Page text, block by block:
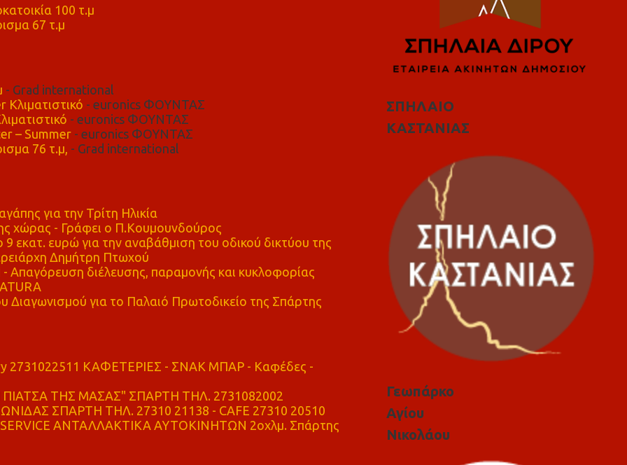
100 τ.μ
67 τ.μ
- Grad international
- euronics ΦΟΥΝΤΑΣ
- euronics ΦΟΥΝΤΑΣ
– Summer- euronics ΦΟΥΝΤΑΣ
76 τ.μ, - Grad international
για την Τρίτη Ηλικία
χώρας - Γράφει ο Π.Κουμουνδούρος
9 εκατ. ευρώ για την αναβάθμιση του οδικού δικτύου της
Δημήτρη Πτωχού
διέλευσης, παραμονής και κυκλοφορίας
Διαγωνισμού για το Παλαιό Πρωτοδικείο της Σπάρτης
2731022511 ΚΑΦΕΤΕΡΙΕΣ - ΣΝΑΚ ΜΠΑΡ - Καφέδες -
ΤΗΣ ΜΑΣΑΣ" ΣΠΑΡΤΗ ΤΗΛ. 2731082002
ΣΠΑΡΤΗ ΤΗΛ. 27310 21138 - CAFE 27310 20510
ΑΝΤΑΛΛΑΚΤΙΚΑ ΑΥΤΟΚΙΝΗΤΩΝ 2οχλμ. Σπάρτης
ΣΠΗΛΑΙΟ
ΚΑΣΤΑΝΙΑΣ
Γεωπάρκο
Αγίου
Νικολάου